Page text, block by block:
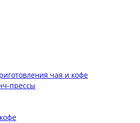
чая и кофе
прессы